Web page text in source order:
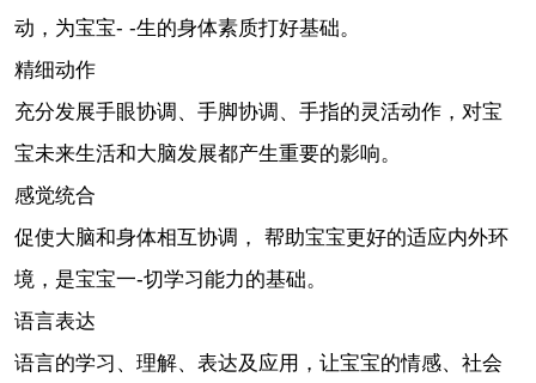
动，为宝宝- -生的身体素质打好基础。
精细动作
充分发展手眼协调、手脚协调、手指的灵活动作，对宝
宝未来生活和大脑发展都产生重要的影响。
感觉统合
促使大脑和身体相互协调， 帮助宝宝更好的适应内外环
境，是宝宝一-切学习能力的基础。
语言表达
语言的学习、理解、表达及应用，让宝宝的情感、社会